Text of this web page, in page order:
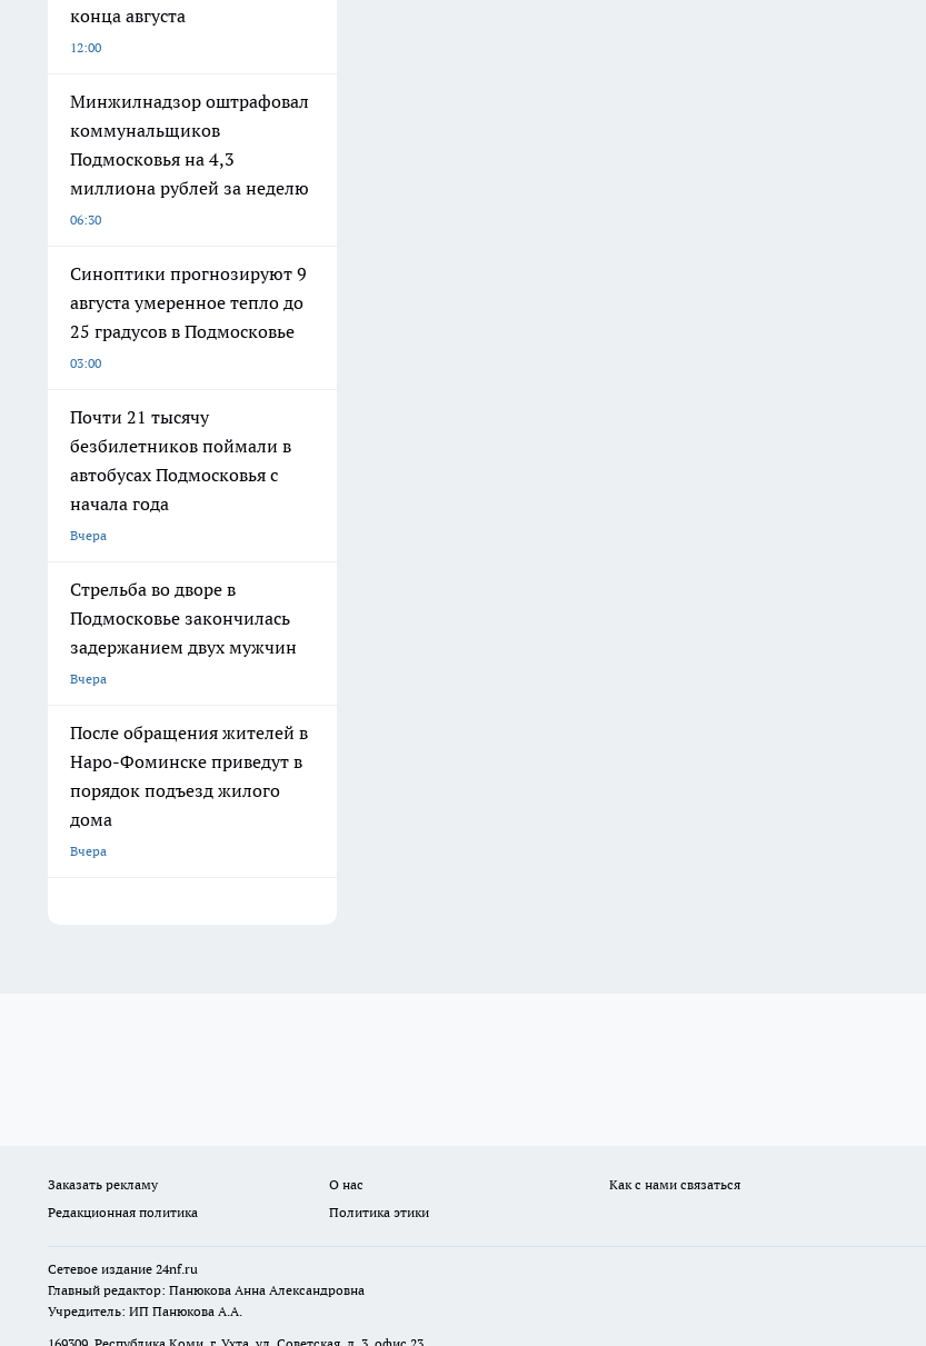
конца августа
12:00
Минжилнадзор оштрафовал
коммунальщиков
Подмосковья на 4,3
миллиона рублей за неделю
06:30
Синоптики прогнозируют 9
августа умеренное тепло до
25 градусов в Подмосковье
03:00
Почти 21 тысячу
безбилетников поймали в
автобусах Подмосковья с
начала года
Вчера
Стрельба во дворе в
Подмосковье закончилась
задержанием двух мужчин
Вчера
После обращения жителей в
Наро-Фоминске приведут в
порядок подъезд жилого
дома
Вчера
Заказать рекламу О нас
Как с нами связаться
Редакционная политика
Политика этики
Сетевое издание 24nf.ru
Главный редактор: Панюкова Анна Александровна
Учредитель: ИП Панюкова А.А.